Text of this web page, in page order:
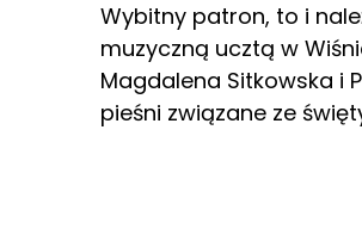
Wybitny patron, to i
muzyczną ucztą w
Magdalena Sitkowska i
pieśni związane ze